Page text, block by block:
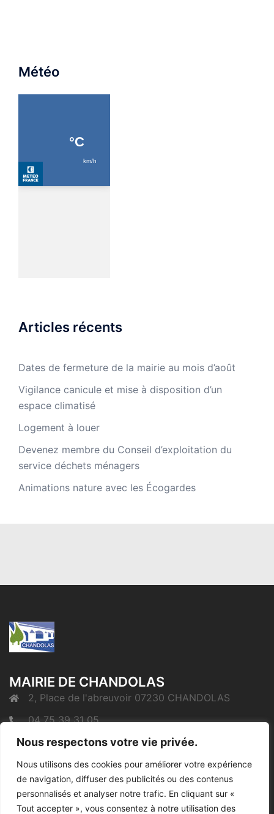
Nous respectons votre vie privée.
Nous utilisons des cookies pour améliorer votre expérience
de navigation, diffuser des publicités ou des contenus
personnalisés et analyser notre trafic. En cliquant sur «
Tout accepter », vous consentez à notre utilisation des
Météo
Articles récents
Dates de fermeture de la mairie au mois d’août
Vigilance canicule et mise à disposition d’un
espace climatisé
Logement à louer
Devenez membre du Conseil d’exploitation du
service déchets ménagers
Animations nature avec les Écogardes
MAIRIE DE CHANDOLAS
2, Place de l'abreuvoir 07230 CHANDOLAS
04 75 39 31 05
mairie@chandolas.fr
Mentions Légales